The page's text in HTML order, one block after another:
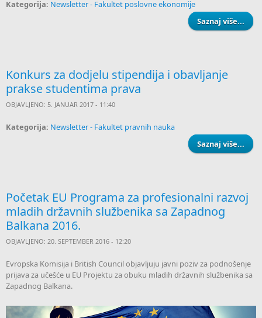
Kategorija: Newsletter - Fakultet poslovne ekonomije
Saznaj više...
Konkurs za dodjelu stipendija i obavljanje
prakse studentima prava
OBJAVLJENO: 5. JANUAR 2017 - 11:40
Kategorija: Newsletter - Fakultet pravnih nauka
Saznaj više...
Početak EU Programa za profesionalni razvoj
mladih državnih službenika sa Zapadnog
Balkana 2016.
OBJAVLJENO: 20. SEPTEMBER 2016 - 12:20
Evropska Komisija i British Council objavljuju javni poziv za podnošenje
prijava za učešće u EU Projektu za obuku mladih državnih službenika sa
Zapadnog Balkana.